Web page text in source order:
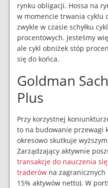
rynku obligacji. Hossa na
w momencie trwania cyklu
zwykle w czasie schyłku
procentowych. Jesteśmy
ale cykl obniżek stóp
się do końca.
Goldman
Plus
Przy korzystnej
to na budowanie przewagi
okresowo skutkuje
Zarządzający aktywnie
transakcje do nauczenia
traderów na
15% aktywów netto). W